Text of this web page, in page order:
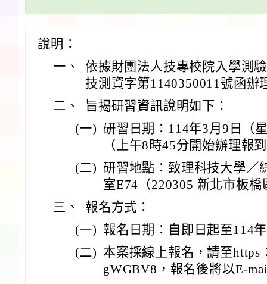
說明：
一、
依據財團法人技專校院入學測
技測資字第1140350011號函辦
二、
旨揭研習資訊說明如下：
(一) 研習日期：114年3月9日（
（上午8時45分開始辦理報
(二) 研習地點：致理科技大學／
室E74（220305 新北市板
三、
報名方式：
(一) 報名日期：自即日起至114
(二) 本案採線上報名，請至
gWGBV8，報名後將以E-